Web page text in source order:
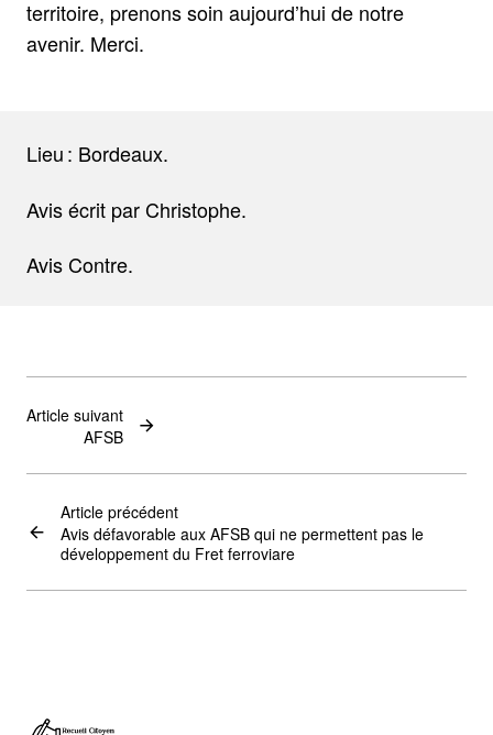
territoire, prenons soin aujourd’hui de notre
avenir. Merci.
Lieu : Bordeaux.
Avis écrit par Christophe.
Avis Contre.
Article précédent
Avis défavorable aux AFSB qui ne permettent pas le
développement du Fret ferroviare
Article suivant
AFSB